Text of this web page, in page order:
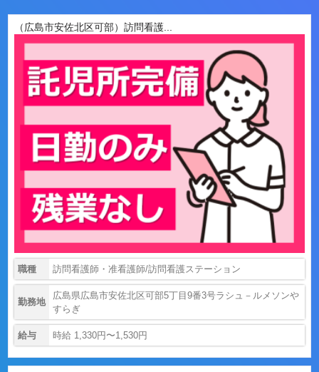
（広島市安佐北区可部）訪問看護...
職種 訪問看護師・准看護師/訪問看護ステーション
勤務地
広島県広島市安佐北区可部5丁目9番3号ラシュ－ルメソンや
すらぎ
給与 時給 1,330円〜1,530円